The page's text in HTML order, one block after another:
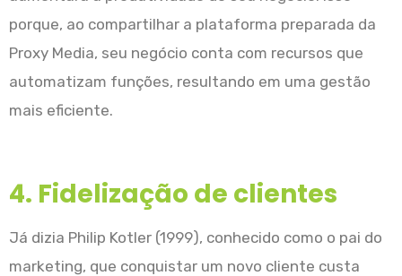
porque, ao compartilhar a plataforma preparada da
Proxy Media, seu negócio conta com recursos que
automatizam funções, resultando em uma gestão
mais eficiente.
4. Fidelização de clientes
Já dizia Philip Kotler (1999), conhecido como o pai do
marketing, que conquistar um novo cliente custa